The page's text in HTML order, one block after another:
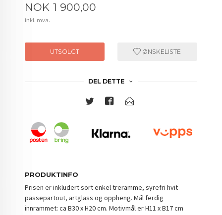
Pris
NOK 1 900,00
inkl. mva.
UTSOLGT ØNSKELISTE
DEL DETTE
PRODUKTINFO
Prisen er inkludert sort enkel treramme, syrefri hvit
passepartout, artglass og oppheng. Mål ferdig
innrammet: ca B30 x H20 cm. Motivmål er H11 x B17 cm